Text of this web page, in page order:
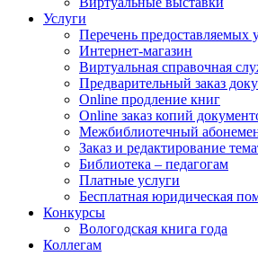
Услуги
Перечень предоставляемых
Интернет-магазин
Виртуальная справочная
Предварительный заказ
Online продление книг
Online заказ копий
Межбиблиотечный
Заказ и редактирование
Библиотека – педагогам
Платные услуги
Бесплатная юридическая
Конкурсы
Вологодская книга года
Коллегам